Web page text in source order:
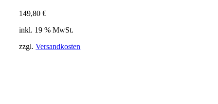
149,80€
inkl. 19 % MwSt.
zzgl.Versandkosten